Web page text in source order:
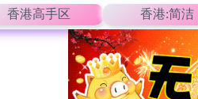
香港高手区 香港:简洁